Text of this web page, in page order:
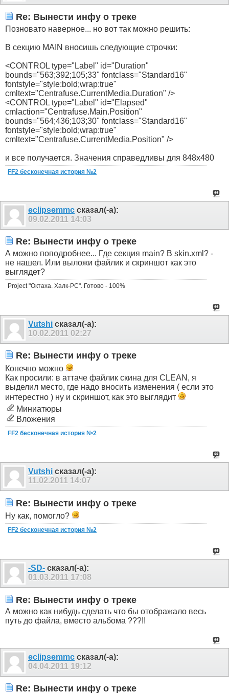
Re: Вынести инфу о треке
Позновато наверное... но вот так можно решить:
В секцию MAIN вносишь следующие строчки:
<CONTROL type="Label" id="Duration"
bounds="563;392;105;33" fontclass="Standard16"
fontstyle="style:bold;wrap:true"
cmltext="Centrafuse.CurrentMedia.Duration" />
<CONTROL type="Label" id="Elapsed"
cmlaction="Centrafuse.Main.Position"
bounds="564;436;103;30" fontclass="Standard16"
fontstyle="style:bold;wrap:true"
cmltext="Centrafuse.CurrentMedia.Position" />
и все получается. Значения справедливы для 848х480
FF2 бесконечная история №2
eclipsemmc сказал(-а):
09.02.2011 14:03
Re: Вынести инфу о треке
А можно поподробнее... Где секция main? В skin.xml? -
не нашел. Или выложи файлик и скриншот как это
выглядет?
Project "Октаха. Халк-PC". Готово - 100%
Vutshi сказал(-а):
10.02.2011 02:27
Re: Вынести инфу о треке
Конечно можно
Как просили: в аттаче файлик скина для CLEAN, я
выделил место, где надо вносить изменения ( если это
интерестно ) ну и скриншот, как это выглядит
Миниатюры
Вложения
FF2 бесконечная история №2
Vutshi сказал(-а):
11.02.2011 14:07
Re: Вынести инфу о треке
Ну как, помогло?
FF2 бесконечная история №2
-SD- сказал(-а):
01.03.2011 17:08
Re: Вынести инфу о треке
А можно как нибудь сделать что бы отображало весь
путь до файла, вместо альбома ???!!
eclipsemmc сказал(-а):
04.04.2011 19:12
Re: Вынести инфу о треке